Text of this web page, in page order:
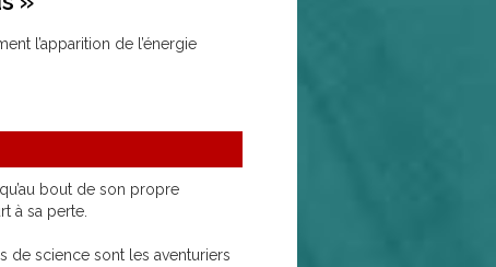
l’apparition de l’énergie
bout de son propre
à sa perte.
de science sont les aventuriers